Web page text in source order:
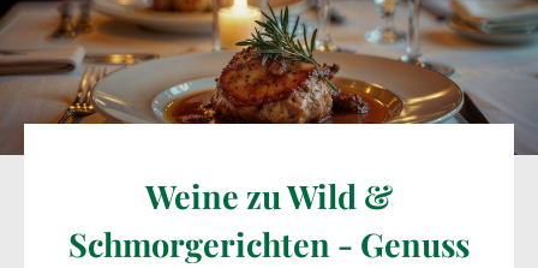
Weine zu Wild &
Schmorgerichten - Genuss